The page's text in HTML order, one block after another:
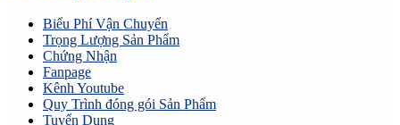
Biểu Phí Vận Chuyển
Trọng Lượng Sản Phẩm
Chứng Nhận
Fanpage
Kênh Youtube
Quy Trình đóng gói Sản Phẩm
Tuyển Dụng